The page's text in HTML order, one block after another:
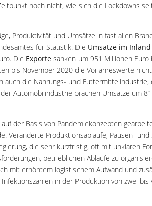
noch nicht, wie sich die Lockdowns
Produktivität und Umsätze in fast allen
für Statistik. Die Umsätze im Inland
Die Exporte sanken um 951 Millionen Euro
bis November 2020 die Vorjahreswerte
auch die Nahrungs- und Futtermittelindustrie,
Automobilindustrie brachen Umsätze um
der Basis von Pandemiekonzepten
Veränderte Produktionsabläufe, Pausen-
die sehr kurzfristig, oft mit unklaren
betrieblichen Abläufe zu
mit erhöhtem logistischem Aufwand und
in der Produktion von zwei bis